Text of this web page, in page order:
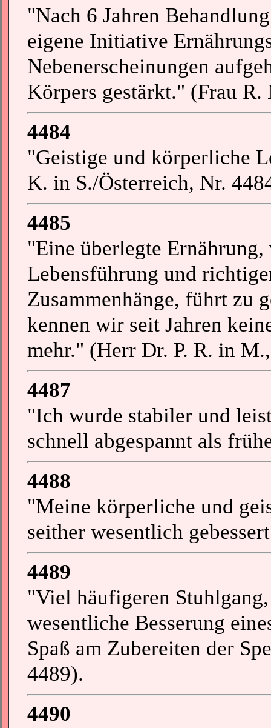
"Nach 6 Jahren
eigene Initiative
Nebenerscheinungen
Körpers gestärkt." (Frau
4484
"Geistige und körperliche
K. in S./Österreich, Nr.
4485
"Eine überlegte
Lebensführung und
Zusammenhänge, führt zu
kennen wir seit Jahren
mehr." (Herr Dr. P. R. in
4487
"Ich wurde stabiler und
schnell abgespannt als
4488
"Meine körperliche und
seither wesentlich
4489
"Viel häufigeren
wesentliche Besserung
Spaß am Zubereiten der
4489).
4490